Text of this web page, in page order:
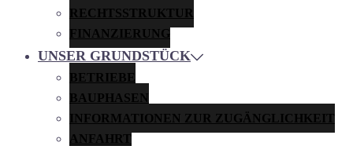
RECHTSSTRUKTUR
FINANZIERUNG
UNSER GRUNDSTÜCK
BETRIEBE
BAUPHASEN
INFORMATIONEN ZUR ZUGÄNGLICHKEIT
ANFAHRT